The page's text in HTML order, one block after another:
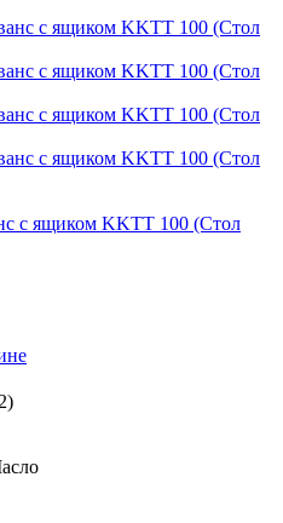
с ящиком KKTT 100 (Стол